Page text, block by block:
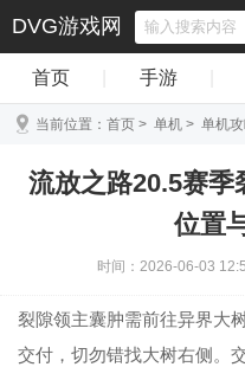
DVG游戏网
首页 手游
当前位置： 首页 > 单机 > 单机
流放之路20.5赛季
位置
时间：2026-06-03
裂隙领主囊肿需前往异界大
交付，切勿错找大树右侧。